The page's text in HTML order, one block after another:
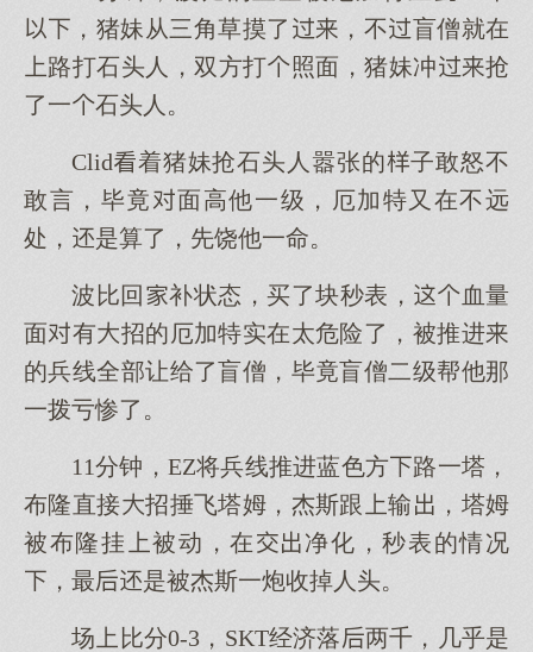
，猪妹从三角草摸了，不盲僧就在
路打石头人，双方打照面，猪妹冲抢
了一石头人。
Clid着猪妹抢石头人嚣张的子敢怒不
敢言，毕竟面高他一级，厄加特又在不远
处，是算了，先饶他一命。
波比回补状态，买了块秒表，血量
面有招的厄加特实在太危险了，被推进
的兵线全部让给了盲僧，毕竟盲僧二级帮他那
一拨亏惨了。
11分钟，EZ将兵线推进蓝色方路一塔，
布隆直接招捶飞塔姆，杰斯跟输，塔姆
被布隆挂被动，在净化，秒表的情况
，最是被杰斯一炮收掉人头。
场比分0-3，SKT经济落两千，几乎是